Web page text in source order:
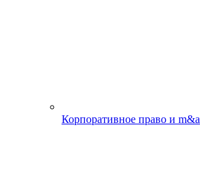
Корпоративное право и m&a